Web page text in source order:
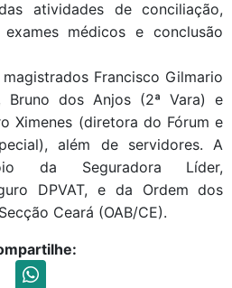
atividades de conciliação,
exames médicos e conclusão
Francisco Gilmario
Bruno dos Anjos (2ª Vara) e
Ximenes (diretora do Fórum e
além de servidores. A
da Seguradora Líder,
DPVAT, e da Ordem dos
Ceará (OAB/CE).